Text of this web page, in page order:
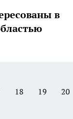
в
18 19 20